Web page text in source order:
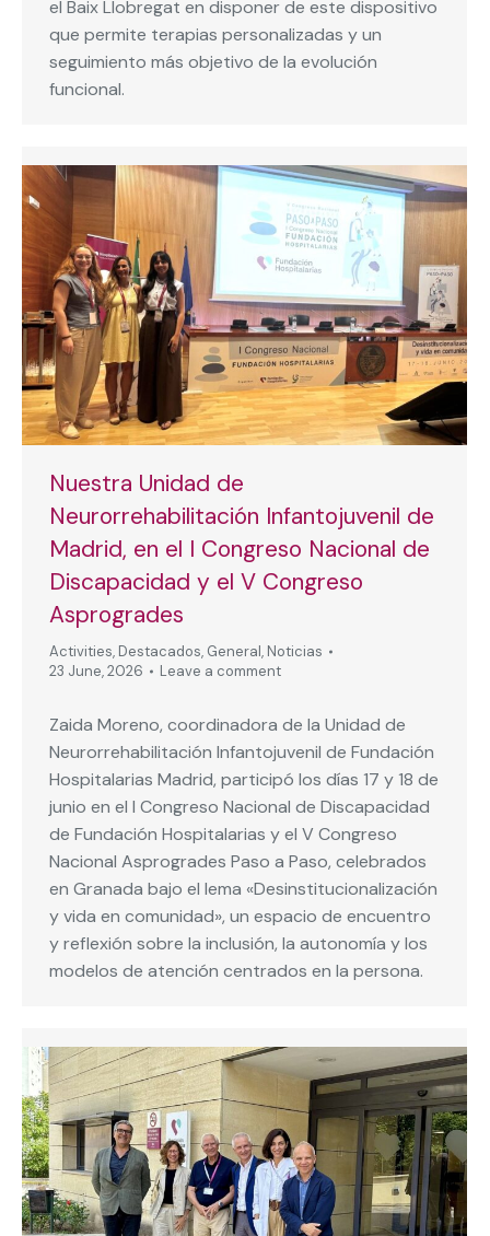
el Baix Llobregat en disponer de este dispositivo
que permite terapias personalizadas y un
seguimiento más objetivo de la evolución
funcional.
Nuestra Unidad de
Neurorrehabilitación Infantojuvenil de
Madrid, en el I Congreso Nacional de
Discapacidad y el V Congreso
Asprogrades
Activities, Destacados, General, Noticias
23 June, 2026
Leave a comment
Zaida Moreno, coordinadora de la Unidad de
Neurorrehabilitación Infantojuvenil de Fundación
Hospitalarias Madrid, participó los días 17 y 18 de
junio en el I Congreso Nacional de Discapacidad
de Fundación Hospitalarias y el V Congreso
Nacional Asprogrades Paso a Paso, celebrados
en Granada bajo el lema «Desinstitucionalización
y vida en comunidad», un espacio de encuentro
y reflexión sobre la inclusión, la autonomía y los
modelos de atención centrados en la persona.